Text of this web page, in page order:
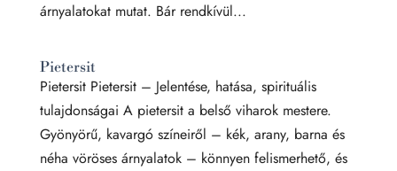
árnyalatokat mutat. Bár rendkívül...
Pietersit
Pietersit Pietersit – Jelentése, hatása, spirituális
tulajdonságai A pietersit a belső viharok mestere.
Gyönyörű, kavargó színeiről – kék, arany, barna és
néha vöröses árnyalatok – könnyen felismerhető, és